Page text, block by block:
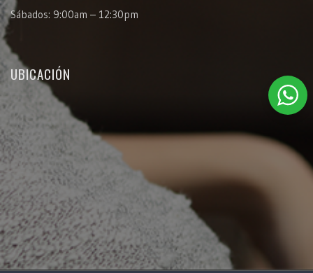
Sábados: 9:00am – 12:30pm
UBICACIÓN